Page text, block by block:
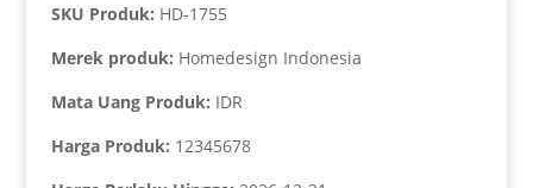
SKU Produk: HD-1755
Merek produk: Homedesign Indonesia
Mata Uang Produk: IDR
Harga Produk: 12345678